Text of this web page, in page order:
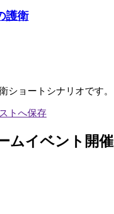
護衛
ショートシナリオです。
ムイベント開催